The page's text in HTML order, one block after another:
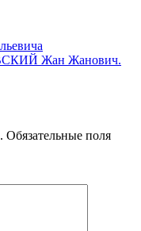
Жан Жанович.
Обязательные поля